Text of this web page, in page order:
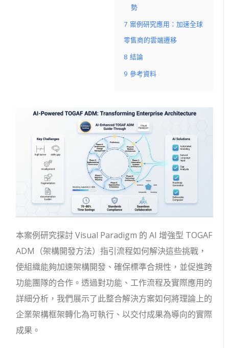
勢
7 案例研究應用：加速全球
零售商的雲端遷移
8 結論
9 參考資料
本案例研究探討 Visual Paradigm 的 AI 增強型 TOGAF
ADM（架構開發方法）指引流程如何解決這些挑戰，
使組織能夠加速架構開發、確保標準合規性，並促進跨
功能團隊的合作。透過對功能、工作流程及實際應用的
詳細分析，我們展示了此整合解決方案如何將理論上的
企業架構框架轉化為可執行、以交付成果為導向的實際
成果。